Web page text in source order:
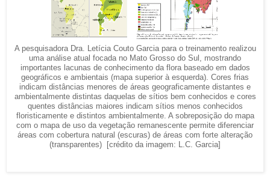
A pesquisadora Dra. Letícia Couto Garcia para o treinamento realizou
uma análise atual focada no Mato Grosso do Sul, mostrando
importantes lacunas de conhecimento da flora baseado em dados
geográficos e ambientais (mapa superior à esquerda). Cores frias
indicam distâncias menores de áreas geograficamente distantes e
ambientalmente distintas daquelas de sítios bem conhecidos e cores
quentes distâncias maiores indicam sítios menos conhecidos
floristicamente e distintos ambientalmente. A sobreposição do mapa
com o mapa de uso da vegetação remanescente permite diferenciar
áreas com cobertura natural (escuras) de áreas com forte alteração
(transparentes) [crédito da imagem: L.C. Garcia]